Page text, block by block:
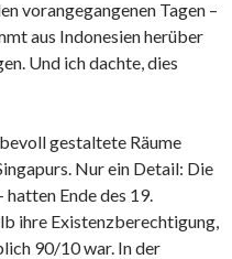
vorangegangenen Tagen –
aus Indonesien herüber
Und ich dachte, dies
gestaltete Räume
Nur ein Detail: Die
Ende des 19.
ihre Existenzberechtigung,
90/10 war. In der